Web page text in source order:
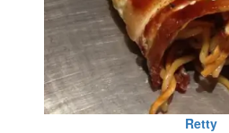
Retty